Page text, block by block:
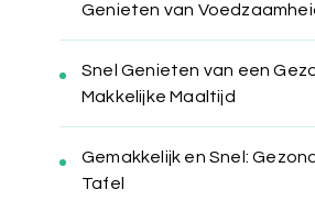
Genieten van
Snel Genieten van een
Makkelijke Maaltijd
Gemakkelijk en Snel:
Tafel